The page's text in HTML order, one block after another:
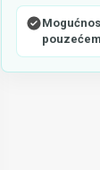
pouzećem